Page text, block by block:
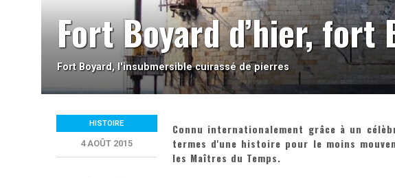
Fort Boyard d’hier, fort
Fort Boyard, l'insubmersible cuirassé de pierres
Connu internationalement grâce à un
termes d'une histoire pour le moins
les Maîtres du Temps.
HISTOIRE
4 AOÛT 2015